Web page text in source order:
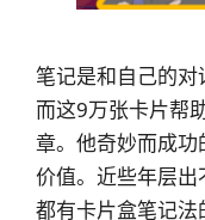
笔记是和自己的对
而这9万张卡片帮
章。他奇妙而成
价值。近些年层
都有卡片盒笔记